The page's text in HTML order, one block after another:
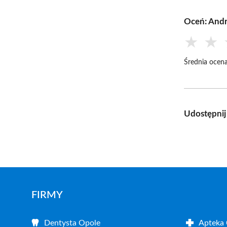
Oceń:
★ ★
Średnia
Udostępnij
FIRMY
Dentysta Opole Apteka